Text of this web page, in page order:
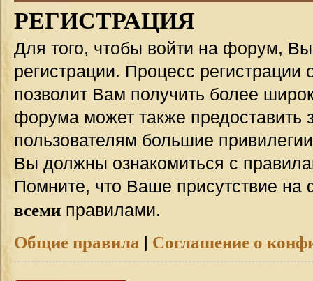
РЕГИСТРАЦИЯ
Для того, чтобы войти на форум,
регистрации. Процесс регистрации
позволит Вам получить более
форума может также предоставить
пользователям большие
Вы должны ознакомиться с
Помните, что Ваше присутствие на
всеми правилами.
Общие правила | Соглашение о